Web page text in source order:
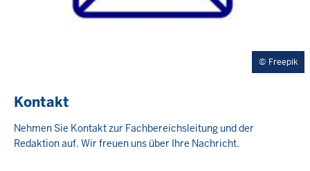
Freepik
Kontakt
Nehmen Sie Kontakt zur Fachbereichsleitung und der
Redaktion auf. Wir freuen uns über Ihre Nachricht.